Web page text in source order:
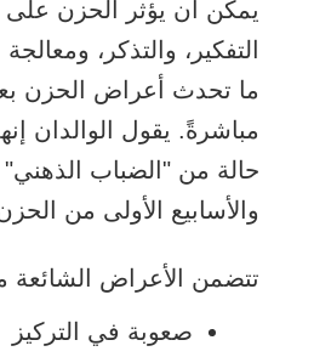
يمكن أن يؤثر الحزن
التفكير، والتذكر،
ما تحدث أعراض الحزن
مباشرةً. يقول الوالدان
حالة من "الضباب الذهني"
والأسابيع الأولى من
تتضمن الأعراض الشائعة
صعوبة في التركيز